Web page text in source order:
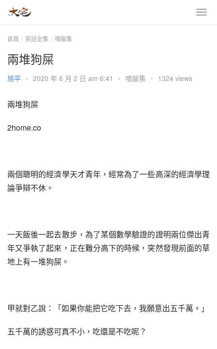
首頁 笑話全集 噴飯集
兩堆狗屎
旭平 • 2020 年 6 月 2 日 am 6:41 • 噴飯集 • 1324 views
兩堆狗屎
2home.co
兩個聰明的經濟學天才青年，經常為了一些高深的經濟學理
論爭辯不休。
一天飯後一起去散步，為了某個數學驗證的證明兩位傑出青
年又爭執了起來，正在難分高下的時候，突然發現前面的草
地上有一堆狗屎。
甲就對乙說：「如果你能把它吃下去，我願意出五千萬。」
五千萬的誘惑可真不小，吃還是不吃呢？